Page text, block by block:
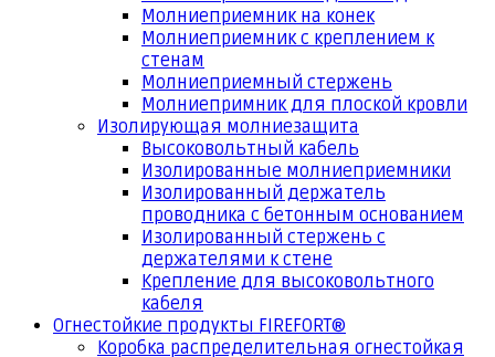
Молниеприемник на конек
Молниеприемник с креплением к
стенам
Молниеприемный стержень
Молниепримник для плоской кровли
Изолирующая молниезащита
Высоковольтный кабель
Изолированные молниеприемники
Изолированный держатель
проводника с бетонным основанием
Изолированный стержень с
держателями к стене
Крепление для высоковольтного
кабеля
Огнестойкие продукты FIREFORT®
Коробка распределительная огнестойкая